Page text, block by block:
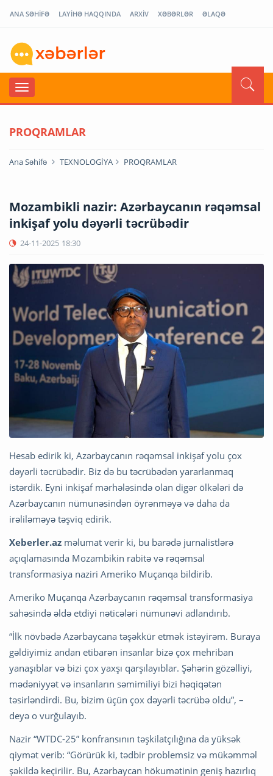
ANA SƏHİFƏ LAYİHƏ HAQQINDA ARXİV XƏBƏRLƏR ƏLAQƏ
PROQRAMLAR
Ana Səhifə TEXNOLOGİYA PROQRAMLAR
Mozambikli nazir: Azərbaycanın rəqəmsal
inkişaf yolu dəyərli təcrübədir
24-11-2025 18:30
Hesab edirik ki, Azərbaycanın rəqəmsal inkişaf yolu çox
dəyərli təcrübədir. Biz də bu təcrübədən yararlanmaq
istərdik. Eyni inkişaf mərhələsində olan digər ölkələri də
Azərbaycanın nümunəsindən öyrənməyə və daha da
irəliləməyə təşviq edirik.
Xeberler.az məlumat verir ki, bu barədə jurnalistlərə
açıqlamasında Mozambikin rabitə və rəqəmsal
transformasiya naziri Ameriko Muçanqa bildirib.
Ameriko Muçanqa Azərbaycanın rəqəmsal transformasiya
sahəsində əldə etdiyi nəticələri nümunəvi adlandırıb.
“İlk növbədə Azərbaycana təşəkkür etmək istəyirəm. Buraya
gəldiyimiz andan etibarən insanlar bizə çox mehriban
yanaşıblar və bizi çox yaxşı qarşılayıblar. Şəhərin gözəlliyi,
mədəniyyət və insanların səmimiliyi bizi həqiqətən
təsirləndirdi. Bu, bizim üçün çox dəyərli təcrübə oldu”, –
deyə o vurğulayıb.
Nazir “WTDC-25” konfransının təşkilatçılığına da yüksək
qiymət verib: “Görürük ki, tədbir problemsiz və mükəmməl
şəkildə keçirilir. Bu, Azərbaycan hökumətinin geniş hazırlıq